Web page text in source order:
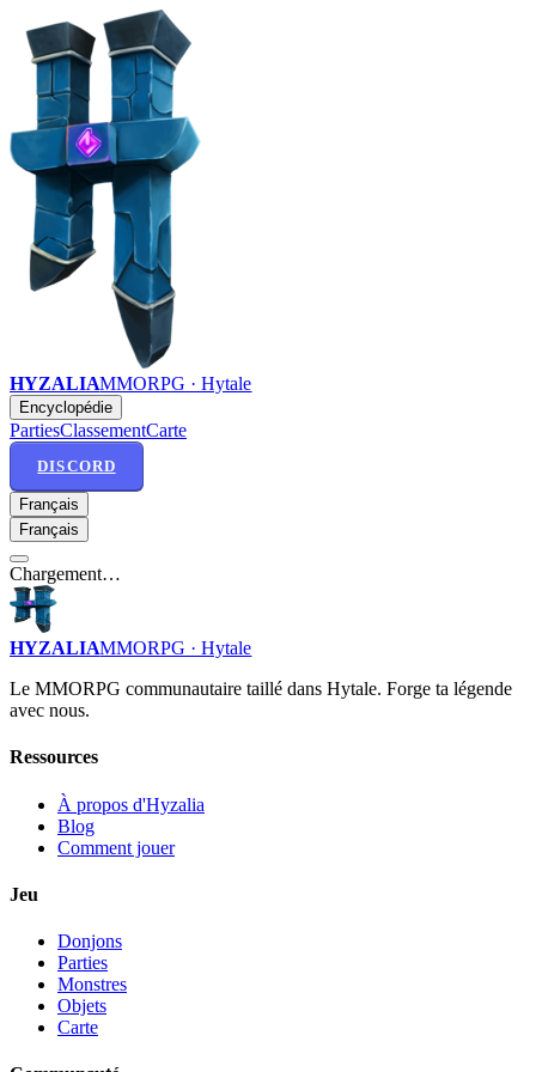
HYZALIAMMORPG · Hytale
Encyclopédie
PartiesClassementCarte
DISCORD
Français
Français
Chargement…
HYZALIAMMORPG · Hytale
Le MMORPG communautaire taillé dans Hytale. Forge ta légende
avec nous.
Ressources
À propos d'Hyzalia
Blog
Comment jouer
Jeu
Donjons
Parties
Monstres
Objets
Carte